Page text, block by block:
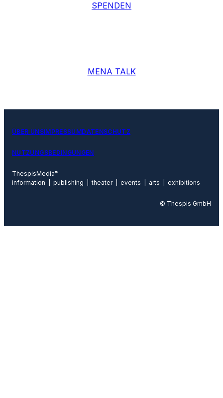
SPENDEN
MENA TALK
ÜBER UNSIMPRESSUMDATENSCHUTZ
NUTZUNGSBEDINGUNGEN
ThespisMedia™
information | publishing | theater | events | arts | exhibitions
© Thespis GmbH